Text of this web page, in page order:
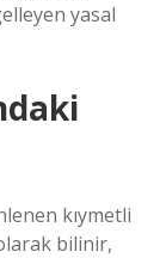
yasal
kıymetli
bilinir,